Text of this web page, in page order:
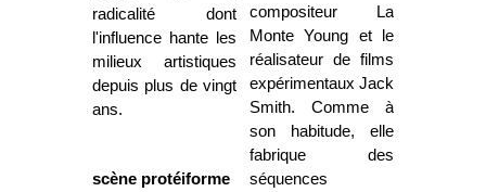
radicalité dont
l'influence hante les
milieux artistiques
depuis plus de vingt
ans.
scène protéiforme
compositeur La
Monte Young et le
réalisateur de films
expérimentaux Jack
Smith. Comme à
son habitude, elle
fabrique des
séquences